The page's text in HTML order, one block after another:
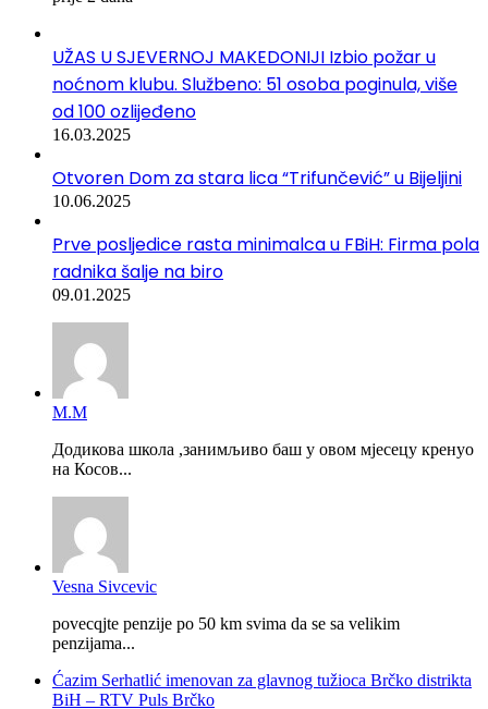
UŽAS U SJEVERNOJ MAKEDONIJI Izbio požar u
noćnom klubu. Službeno: 51 osoba poginula, više
od 100 ozlijeđeno
16.03.2025
Otvoren Dom za stara lica “Trifunčević” u Bijeljini
10.06.2025
Prve posljedice rasta minimalca u FBiH: Firma pola
radnika šalje na biro
09.01.2025
М.М
Додикова школа ,занимљиво баш у овом мјесецу кренуо
на Косов...
Vesna Sivcevic
povecqjte penzije po 50 km svima da se sa velikim
penzijama...
Ćazim Serhatlić imenovan za glavnog tužioca Brčko distrikta
BiH – RTV Puls Brčko